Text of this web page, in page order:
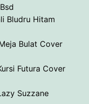
Bludru Hitam
Bulat Cover
Futura Cover
Suzzane